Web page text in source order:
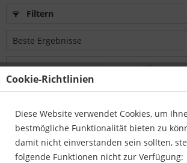
Filtern
Cookie-Richtlinien
Diese Website verwendet Cookies, um
bestmögliche Funktionalität bieten zu
damit nicht einverstanden sein sollten,
folgende Funktionen nicht zur Verfügung: